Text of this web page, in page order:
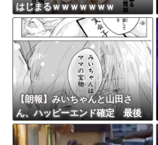
はじまるｗｗｗｗｗｗｗ
【朗報】みいちゃんと山田さ
ん、ハッピーエンド確定 最後
はママに埋葬される